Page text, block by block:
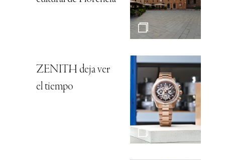
ZENITH deja ver
el tiempo